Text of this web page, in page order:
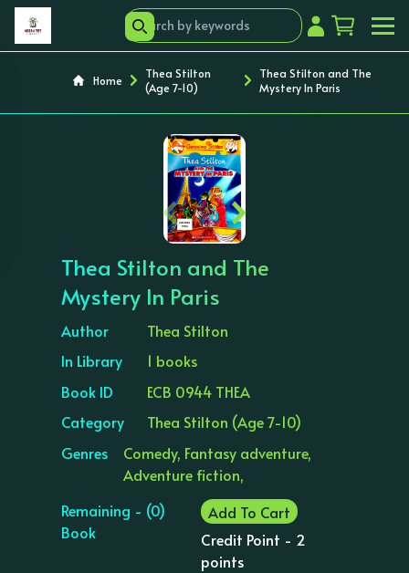
Home
Thea Stilton
(Age 7-10)
Thea Stilton and The
Mystery In Paris
‹ ›
Thea Stilton and The
Mystery In Paris
Author
Thea Stilton
In Library
1 books
Book ID
ECB 0944 THEA
Category
Thea Stilton (Age 7-10)
Genres
Comedy, Fantasy adventure,
Adventure fiction,
Remaining - (0)
Book
Add To Cart
Credit Point - 2
points